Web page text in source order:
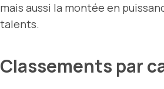
mais aussi la montée en
talents.
Classements par